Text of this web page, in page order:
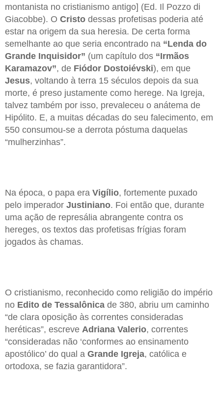
montanista no cristianismo antigo] (Ed. Il Pozzo di
Giacobbe). O Cristo dessas profetisas poderia até
estar na origem da sua heresia. De certa forma
semelhante ao que seria encontrado na “Lenda do
Grande Inquisidor” (um capítulo dos “Irmãos
Karamazov”, de Fiódor Dostoiévski), em que
Jesus, voltando à terra 15 séculos depois da sua
morte, é preso justamente como herege. Na Igreja,
talvez também por isso, prevaleceu o anátema de
Hipólito. E, a muitas décadas do seu falecimento, em
550 consumou-se a derrota póstuma daquelas
“mulherzinhas”.
Na época, o papa era Vigílio, fortemente puxado
pelo imperador Justiniano. Foi então que, durante
uma ação de represália abrangente contra os
hereges, os textos das profetisas frígias foram
jogados às chamas.
O cristianismo, reconhecido como religião do império
no Edito de Tessalônica de 380, abriu um caminho
“de clara oposição às correntes consideradas
heréticas”, escreve Adriana Valerio, correntes
“consideradas não ‘conformes ao ensinamento
apostólico’ do qual a Grande Igreja, católica e
ortodoxa, se fazia garantidora”.